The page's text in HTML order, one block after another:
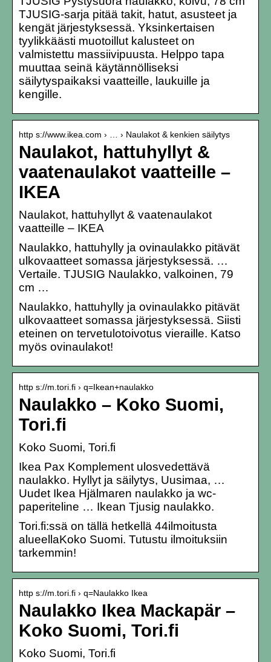
TJUSIG-sarja pitää takit, hatut, asusteet ja
kengät järjestyksessä. Yksinkertaisen
tyylikkäästi muotoillut kalusteet on
valmistettu massiivipuusta. Helppo tapa
muuttaa seinä käytännölliseksi
säilytyspaikaksi vaatteille, laukuille ja
kengille.
http s://www.ikea.com › … › Naulakot & kenkien säilytys
Naulakot, hattuhyllyt &
vaatenaulakot vaatteille –
IKEA
Naulakot, hattuhyllyt & vaatenaulakot
vaatteille – IKEA
Naulakko, hattuhylly ja ovinaulakko pitävät
ulkovaatteet somassa järjestyksessä. …
Vertaile. TJUSIG Naulakko, valkoinen, 79
cm …
Naulakko, hattuhylly ja ovinaulakko pitävät
ulkovaatteet somassa järjestyksessä. Siisti
eteinen on tervetulotoivotus vieraille. Katso
myös ovinaulakot!
http s://m.tori.fi › q=Ikean+naulakko
Naulakko – Koko Suomi,
Tori.fi
Koko Suomi, Tori.fi
Ikea Pax Komplement ulosvedettävä
naulakko. Hyllyt ja säilytys, Uusimaa, …
Uudet Ikea Hjälmaren naulakko ja wc-
paperiteline … Ikean Tjusig naulakko.
Tori.fi:ssä on tällä hetkellä 44ilmoitusta
alueellaKoko Suomi. Tutustu ilmoituksiin
tarkemmin!
http s://m.tori.fi › q=Naulakko Ikea
Naulakko Ikea Mackapär –
Koko Suomi, Tori.fi
Koko Suomi, Tori.fi